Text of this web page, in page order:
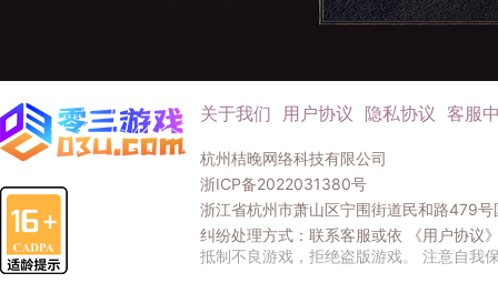
关于我们 用户协议 隐私协议 客服
杭州桔晚网络科技有限公司
浙ICP备2022031380号
浙江省杭州市萧山区宁围街道民和路479
纠纷处理方式：联系客服或依
《用户协议
抵制不良游戏，拒绝盗版游戏。 注意自我